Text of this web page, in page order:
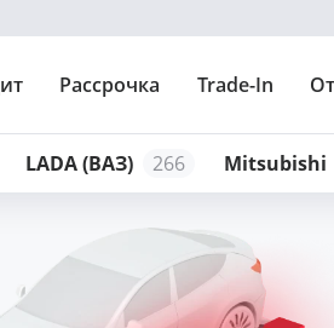
Рассрочка Trade-In
LADA (ВАЗ) 266 Mitsubishi